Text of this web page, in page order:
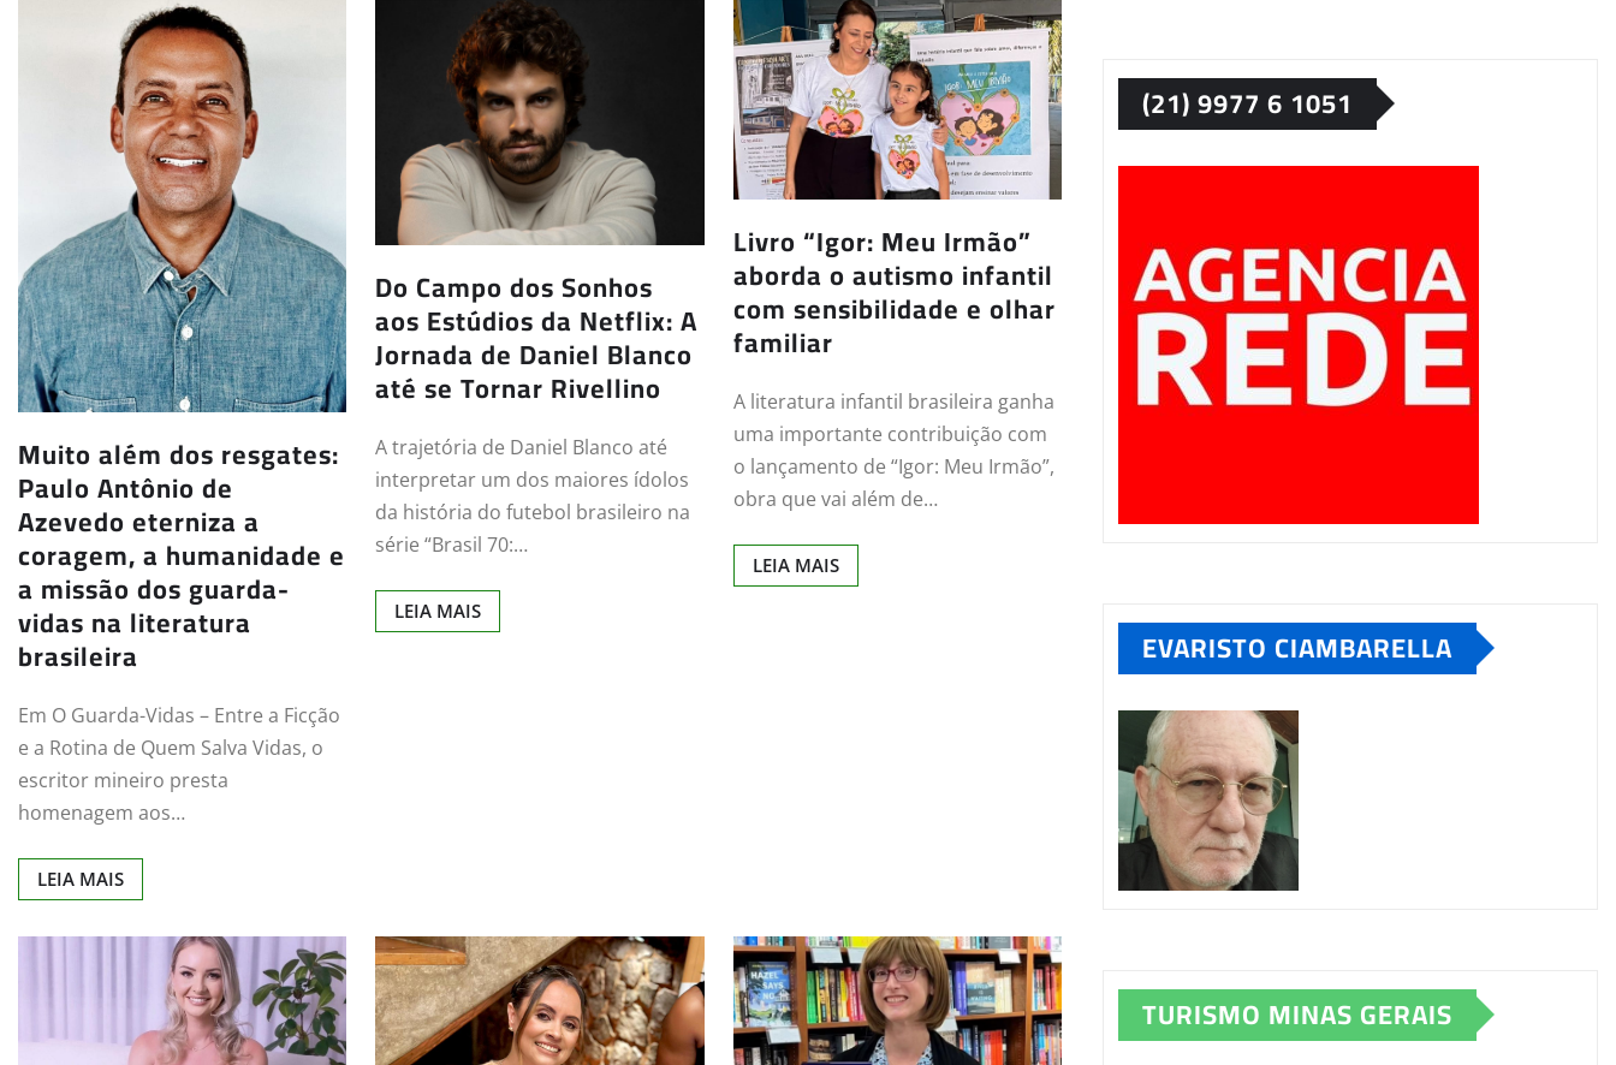
Muito além dos resgates:
Paulo Antônio de
Azevedo eterniza a
coragem, a humanidade e
a missão dos guarda-
vidas na literatura
brasileira
Em O Guarda-Vidas – Entre a Ficção
e a Rotina de Quem Salva Vidas, o
escritor mineiro presta
homenagem aos…
LEIA MAIS
Do Campo dos Sonhos
aos Estúdios da Netflix: A
Jornada de Daniel Blanco
até se Tornar Rivellino
A trajetória de Daniel Blanco até
interpretar um dos maiores ídolos
da história do futebol brasileiro na
série “Brasil 70:…
LEIA MAIS
Livro “Igor: Meu Irmão”
aborda o autismo infantil
com sensibilidade e olhar
familiar
A literatura infantil brasileira ganha
uma importante contribuição com
o lançamento de “Igor: Meu Irmão”,
obra que vai além de…
LEIA MAIS
(21) 9977 6 1051
EVARISTO CIAMBARELLA
TURISMO MINAS GERAIS